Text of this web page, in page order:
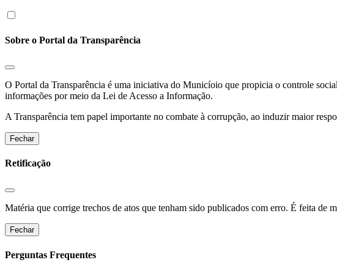
Sobre o Portal da Transparência
O Portal da Transparência é uma iniciativa do Municíoio que propicia o controle
informações por meio da Lei de Acesso a Informação.
A Transparência tem papel importante no combate à corrupção, ao induzir maior
Fechar
Retificação
Matéria que corrige trechos de atos que tenham sido publicados com erro. É feita de
Fechar
Perguntas Frequentes